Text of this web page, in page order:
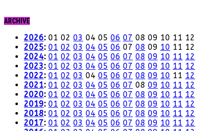
ARCHIVE
2026: 01 02 03 04 05 06 07 08 09 10 11 12
2025: 01 02 03 04 05 06 07 08 09 10 11 12
2024: 01 02 03 04 05 06 07 08 09 10 11 12
2023: 01 02 03 04 05 06 07 08 09 10 11 12
2022: 01 02 03 04 05 06 07 08 09 10 11 12
2021: 01 02 03 04 05 06 07 08 09 10 11 12
2020: 01 02 03 04 05 06 07 08 09 10 11 12
2019: 01 02 03 04 05 06 07 08 09 10 11 12
2018: 01 02 03 04 05 06 07 08 09 10 11 12
2017: 01 02 03 04 05 06 07 08 09 10 11 12